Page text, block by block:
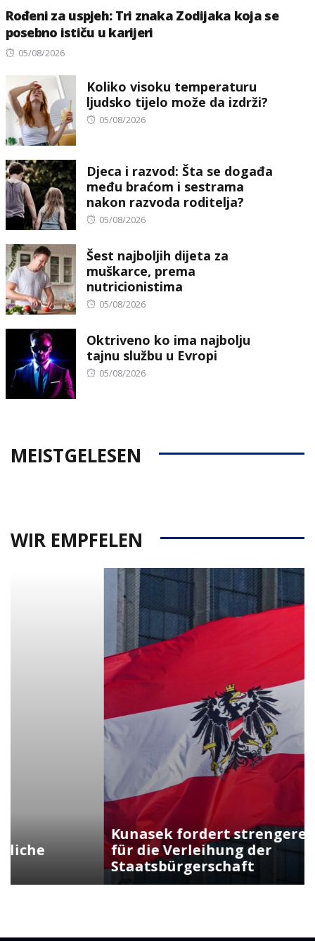
Rođeni za uspjeh: Tri znaka Zodijaka koja se
posebno ističu u karijeri
Posted
05/08/2026
Koliko visoku temperaturu
ljudsko tijelo može da izdrži?
Posted
05/08/2026
Djeca i razvod: Šta se događa
među braćom i sestrama
nakon razvoda roditelja?
Posted
05/08/2026
Šest najboljih dijeta za
muškarce, prema
nutricionistima
Posted
05/08/2026
Oktriveno ko ima najbolju
tajnu službu u Evropi
Posted
05/08/2026
MEISTGELESEN
WIR EMPFELEN
Kunasek fordert strengere Regeln
für die Verleihung der
Staatsbürgerschaft